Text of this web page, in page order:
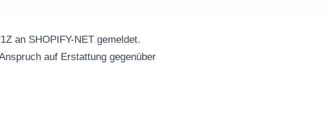
an SHOPIFY-NET gemeldet.
auf Erstattung gegenüber